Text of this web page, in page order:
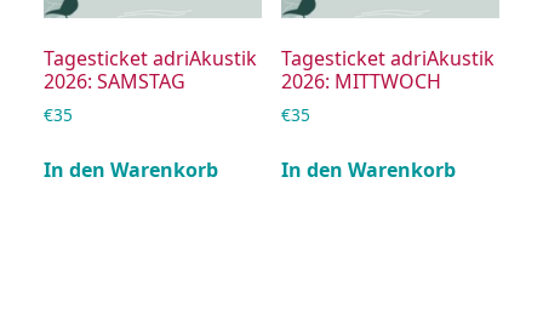
Tagesticket adriAkustik
2026: SAMSTAG
€35
In den Warenkorb
Tagesticket adriAkustik
2026: MITTWOCH
€35
In den Warenkorb